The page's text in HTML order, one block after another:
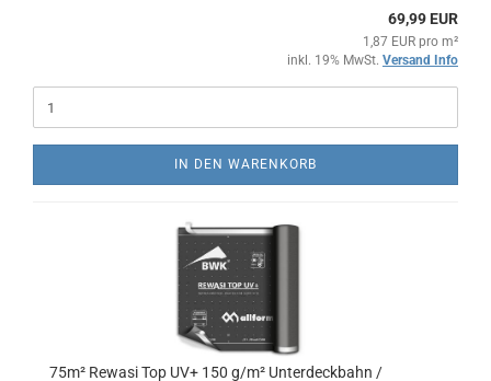
69,99 EUR
1,87 EUR pro m²
inkl. 19% MwSt. Versand Info
IN DEN WARENKORB
75m² Rewasi Top UV+ 150 g/m² Unterdeckbahn /